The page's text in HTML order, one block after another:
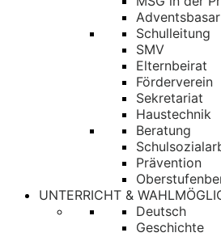
Adventsbasar
Schulleitung
SMV
Elternbeirat
Förderverein
Sekretariat
Haustechnik
Beratung
Prävention
UNTERRICHT &
Deutsch
Geschichte